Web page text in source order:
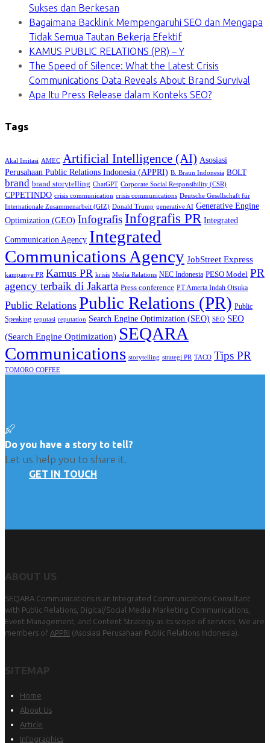
Sukses dan Berkesan
Bagaimana Backlink Mempengaruhi SEO dan Mengapa
Tidak Semua Tautan Bekerja Efektif
KAMUS PUBLIC RELATIONS (PR) – Y
The Speed of Silence: What the Latest Crisis
Communications Data Reveals About Brand Survival
Apa Itu Press Release dalam Konteks SEO?
Tags
Akal Imitasi AMEC Artificial Intelligence (AI) Asosiasi
Perusahaan Public Relations Indonesia (APPRI) B. Braun Indonesia BOLT
brand brand storytelling ChatGPT Corporate Social Responsibility (CSR)
CPPETINDO crisis communication crisis communications Deutsche Gesellschaft für
Internationale Zusammenarbeit (GIZ) Donald Trump generative AI Generative Engine
Optimization (GEO) InfografisInfografis PR Integrated
Communication Agency Integrated
Communications Agency JobStreet Express
kampanye PR Kamus PR krisis Media Relations NEC Indonesia PESO Model PR
agency terbaik di Jakarta Press conference PT Amerta Indah Otsuka
Public Relations Public Relations (PR) Public
Speaking reputasi reputation Search Engine Optimization (SEO) SEO SEO
(Search Engine Optimization) SEQARA
Communications storytelling strategi PR TACO Tips PR
TOMORO COFFEE
Do you have a story to tell?
Let us help you to share it.
GET IN TOUCH
ABOUT US
SEQARA Communications is an Integrated Communications Consultant
with Public Relations, Digital/Social Media Marketing Communications,
Event Management, and Content Strategy as its scope of services. We are
members of APPRI (Asosiasi Perusahaan Public Relations Indonesia).
SITEMAP
Home
About Us
Article
Infographics